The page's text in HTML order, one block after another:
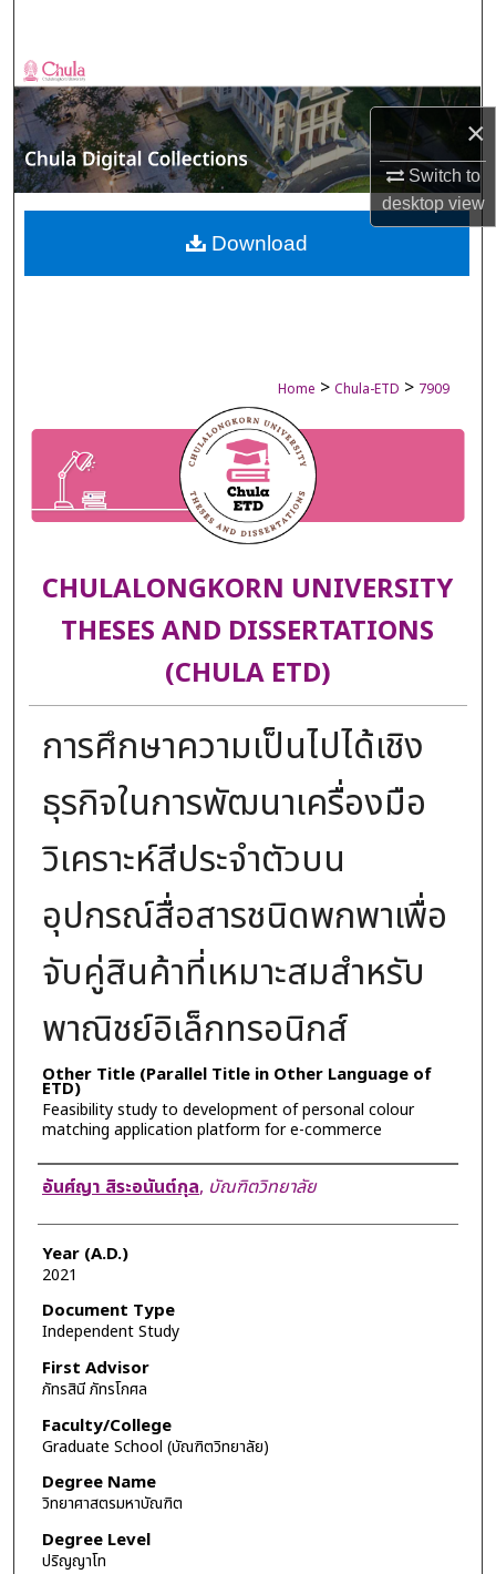
×
Switch to
desktopview
Browse Collections
My Account
About
Digital Commons Network™
Home > Chula-ETD > 7909
CHULALONGKORN UNIVERSITY
THESES AND DISSERTATIONS
(CHULA ETD)
การศึกษาความเป็นไปได้เชิง
ธุรกิจในการพัฒนาเครื่องมือ
วิเคราะห์สีประจำตัวบน
อุปกรณ์สื่อสารชนิดพกพาเพื่อ
จับคู่สินค้าที่เหมาะสมสำหรับ
พาณิชย์อิเล็กทรอนิกส์
Other Title (Parallel Title in Other Language of
ETD)
Feasibility study to development of personal colour
matching application platform for e-commerce
Author
อันศ์ญา สิระอนันต์กุล, บัณฑิตวิทยาลัย
Year (A.D.)
2021
Document Type
Independent Study
First Advisor
ภัทรสินี ภัทรโกศล
Faculty/College
Graduate School (บัณฑิตวิทยาลัย)
Degree Name
วิทยาศาสตรมหาบัณฑิต
Degree Level
ปริญญาโท
Download